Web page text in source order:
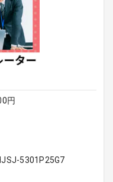
円
5301P25G7